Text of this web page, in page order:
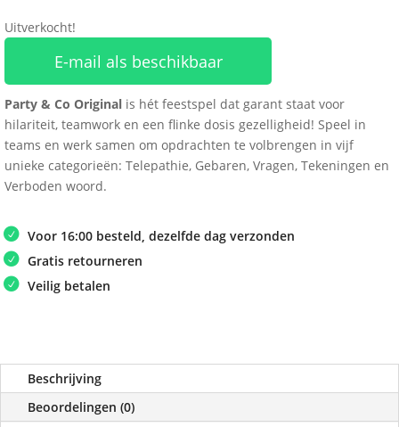
Uitverkocht!
E-mail als beschikbaar
Party & Co Original is hét feestspel dat garant staat voor
hilariteit, teamwork en een flinke dosis gezelligheid! Speel in
teams en werk samen om opdrachten te volbrengen in vijf
unieke categorieën: Telepathie, Gebaren, Vragen, Tekeningen en
Verboden woord.
Voor 16:00 besteld, dezelfde dag verzonden
Gratis retourneren
Veilig betalen
Beschrijving
Beoordelingen (0)